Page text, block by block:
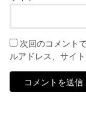
次回のコメント
ルアドレス、サイト